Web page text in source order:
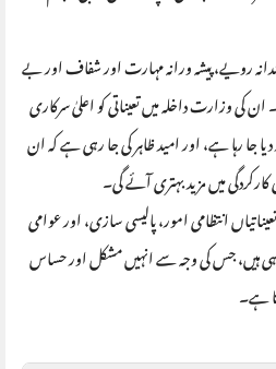
رویے، پیشہ ورانہ مہارت اور شفاف اور بے
کی وزارت داخلہ میں تعیناتی کو اعلیٰ سرکاری
جا رہا ہے، اور امید ظاہر کی جا رہی ہے کہ ان
کارکردگی میں مزید بہتری آئے گی۔
انتظامی امور، پالیسی سازی، اور عوامی
ہیں، جس کی وجہ سے انہیں مشکل اور حساس
ہے۔